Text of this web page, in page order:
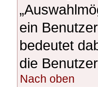
ein
bedeutet
die
Nach oben